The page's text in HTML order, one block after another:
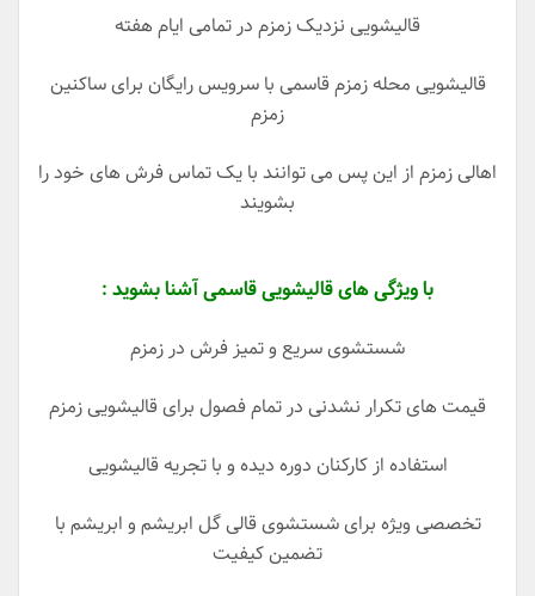
قالیشویی نزدیک زمزم در تمامی ایام هفته
قالیشویی محله زمزم قاسمی با سرویس رایگان برای ساکنین
زمزم
اهالی زمزم از این پس می توانند با یک تماس فرش های خود را
بشویند
با ویژگی های قالیشویی قاسمی آشنا بشوید :
شستشوی سریع و تمیز فرش در زمزم
قیمت های تکرار نشدنی در تمام فصول برای قالیشویی زمزم
استفاده از کارکنان دوره دیده و با تجریه قالیشویی
تخصصی ویژه برای شستشوی قالی گل ابریشم و ابریشم با
تضمین کیفیت